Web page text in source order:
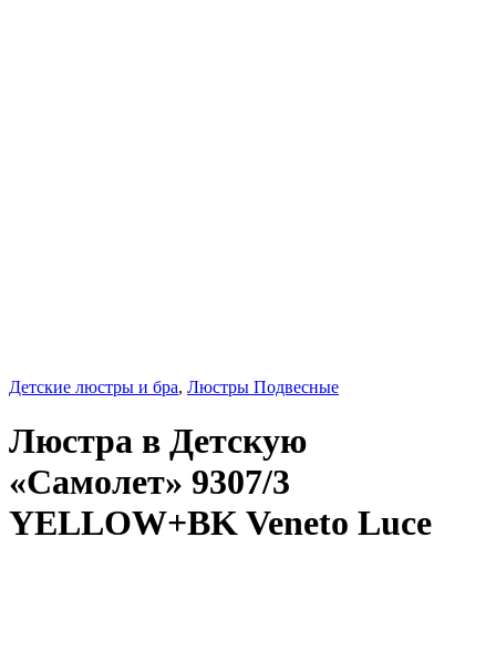
Детские люстры и бра, Люстры Подвесные
Люстра в Детскую
«Самолет» 9307/3
YELLOW+BK Veneto Luce